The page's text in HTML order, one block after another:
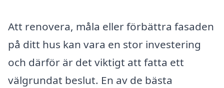
Att renovera, måla eller förbättra fasaden
på ditt hus kan vara en stor investering
och därför är det viktigt att fatta ett
välgrundat beslut. En av de bästa